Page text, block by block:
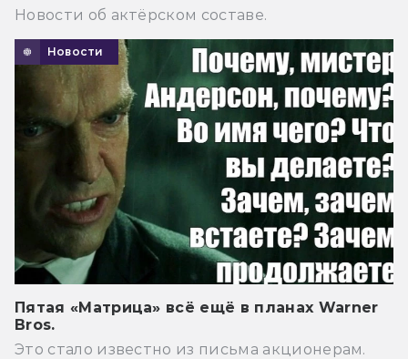
Новости об актёрском составе.
Новости
Пятая «Матрица» всё ещё в планах Warner
Bros.
Это стало известно из письма акционерам.